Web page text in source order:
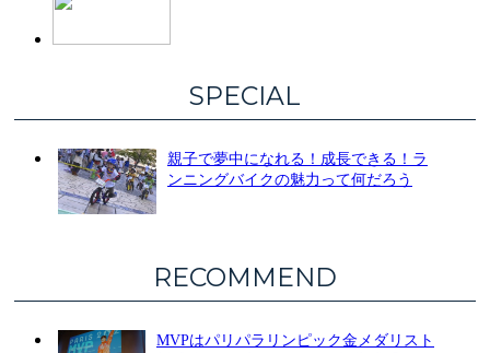
SPECIAL
親子で夢中になれる！成長できる！ラ
ンニングバイクの魅力って何だろう
RECOMMEND
MVPはパリパラリンピック金メダリスト